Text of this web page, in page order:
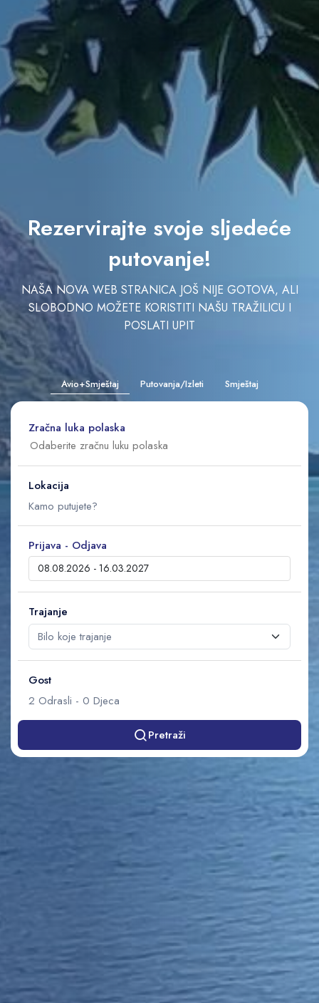
Rezervirajte svoje sljedeće
putovanje!
NAŠA NOVA WEB STRANICA JOŠ NIJE GOTOVA, ALI
SLOBODNO MOŽETE KORISTITI NAŠU TRAŽILICU I
POSLATI UPIT
Avio+Smještaj Putovanja/Izleti Smještaj
Zračna luka polaska
Lokacija
Prijava - Odjava
Trajanje
Gost
2 Odrasli - 0 Djeca
Pretraži